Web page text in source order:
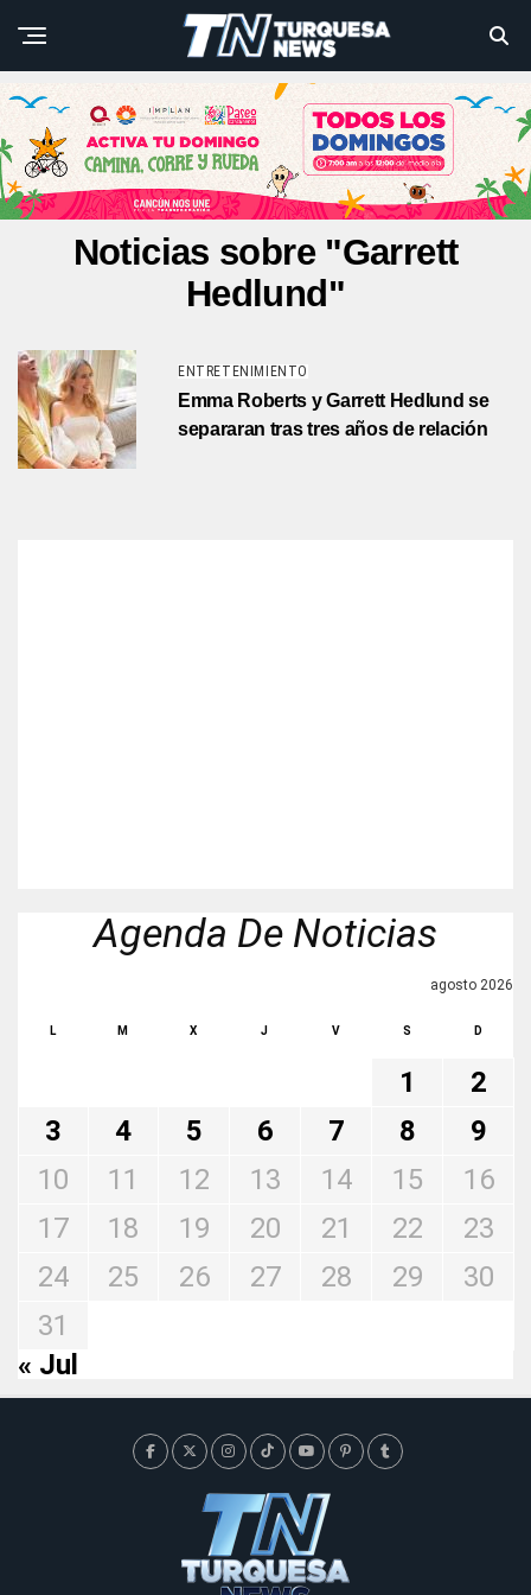
Noticias sobre "Garrett
Hedlund"
ENTRETENIMIENTO
Emma Roberts y Garrett Hedlund se
separaran tras tres años de relación
Agenda De Noticias
agosto 2026
L M X J V S D
1
2
3
4 5 6 7 8
9
10
11 12 13 14 15
16
17
18 19 20 21 22
23
24
25 26 27 28 29
30
31
« Jul